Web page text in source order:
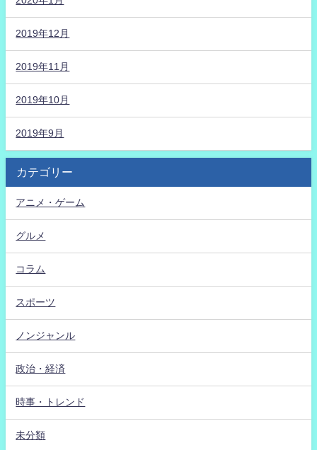
2019年12月
2019年11月
2019年10月
2019年9月
カテゴリー
アニメ・ゲーム
グルメ
コラム
スポーツ
ノンジャンル
政治・経済
時事・トレンド
未分類